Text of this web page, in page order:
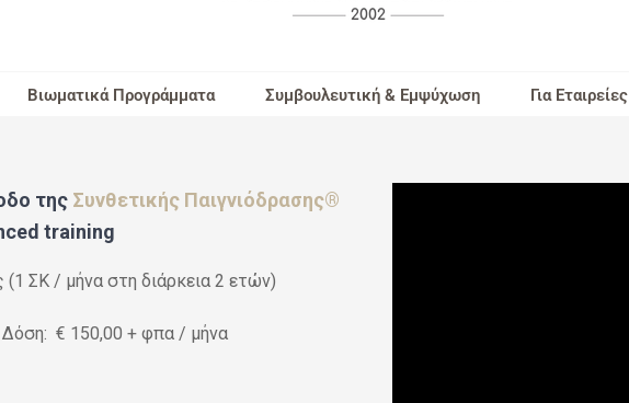
Βιωματικά Προγράμματα Συμβουλευτική & Εμψύχωση Για Εταιρείες
της Συνθετικής Παιγνιόδρασης®
training
ΣΚ / μήνα στη διάρκεια 2 ετών)
€ 150,00 + φπα / μήνα